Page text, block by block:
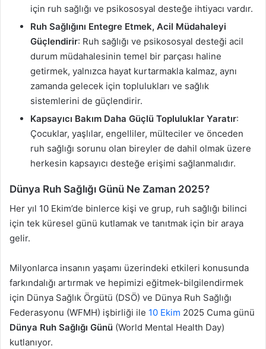
için ruh sağlığı ve psikososyal desteğe ihtiyacı vardır.
Ruh Sağlığını Entegre Etmek, Acil Müdahaleyi
Güçlendirir: Ruh sağlığı ve psikososyal desteği acil
durum müdahalesinin temel bir parçası haline
getirmek, yalnızca hayat kurtarmakla kalmaz, aynı
zamanda gelecek için toplulukları ve sağlık
sistemlerini de güçlendirir.
Kapsayıcı Bakım Daha Güçlü Topluluklar Yaratır:
Çocuklar, yaşlılar, engelliler, mülteciler ve önceden
ruh sağlığı sorunu olan bireyler de dahil olmak üzere
herkesin kapsayıcı desteğe erişimi sağlanmalıdır.
Dünya Ruh Sağlığı Günü Ne Zaman 2025?
Her yıl 10 Ekim’de binlerce kişi ve grup, ruh sağlığı bilinci
için tek küresel günü kutlamak ve tanıtmak için bir araya
gelir.
Milyonlarca insanın yaşamı üzerindeki etkileri konusunda
farkındalığı artırmak ve hepimizi eğitmek-bilgilendirmek
için Dünya Sağlık Örgütü (DSÖ) ve Dünya Ruh Sağlığı
Federasyonu (WFMH) işbirliği ile 10 Ekim 2025 Cuma günü
Dünya Ruh Sağlığı Günü (World Mental Health Day)
kutlanıyor.